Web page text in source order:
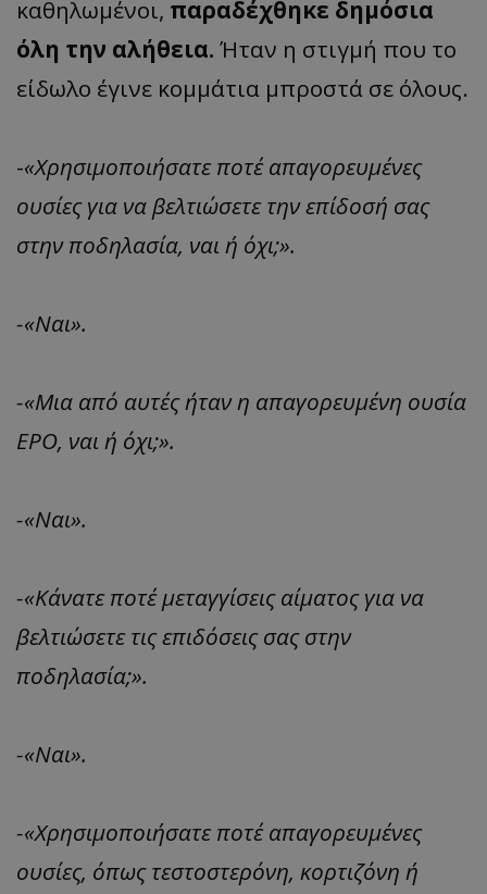
καθηλωμένοι, παραδέχθηκε δημόσια
όλη την αλήθεια. Ήταν η στιγμή που το
είδωλο έγινε κομμάτια μπροστά σε όλους.
-«Χρησιμοποιήσατε ποτέ απαγορευμένες
ουσίες για να βελτιώσετε την επίδοσή σας
στην ποδηλασία, ναι ή όχι;».
-«Ναι».
-«Μια από αυτές ήταν η απαγορευμένη ουσία
EPO, ναι ή όχι;».
-«Ναι».
-«Κάνατε ποτέ μεταγγίσεις αίματος για να
βελτιώσετε τις επιδόσεις σας στην
ποδηλασία;».
-«Ναι».
-«Χρησιμοποιήσατε ποτέ απαγορευμένες
ουσίες, όπως τεστοστερόνη, κορτιζόνη ή